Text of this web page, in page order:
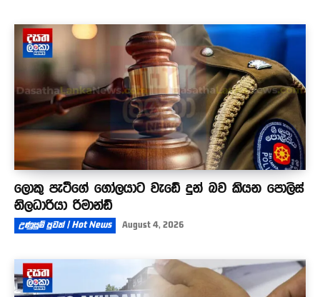
ලොකු පැටීගේ ගෝලයාට වැඩේ දුන් බව කියන පොලිස්
නිලධාරියා රිමාන්ඩ්
උණුසුම් පුවත් | Hot News August 4, 2026